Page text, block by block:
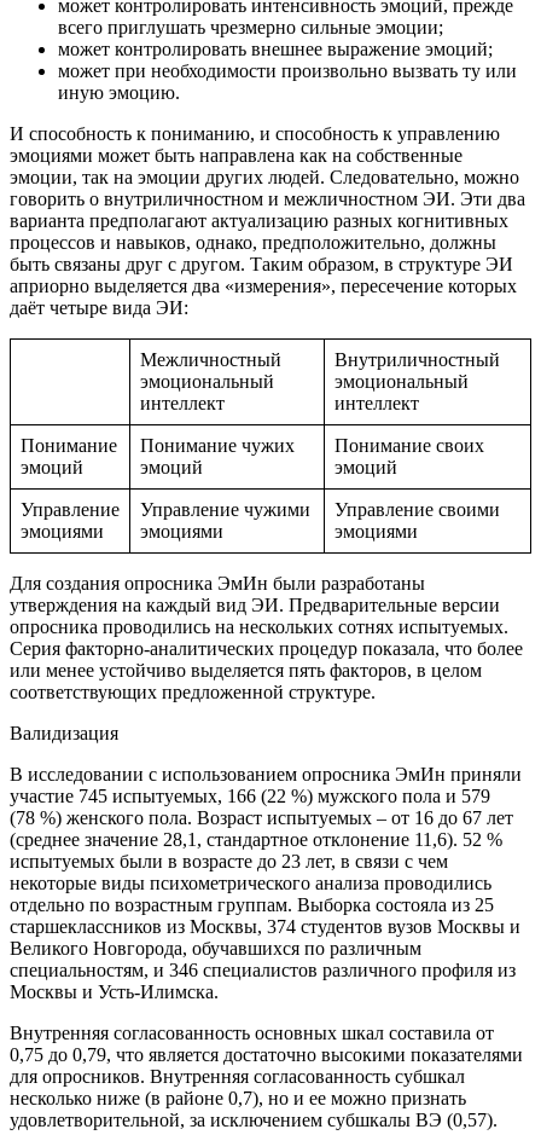
может контролировать интенсивность эмоций, прежде
всего приглушать чрезмерно сильные эмоции;
может контролировать внешнее выражение эмоций;
может при необходимости произвольно вызвать ту или
иную эмоцию.
И способность к пониманию, и способность к управлению
эмоциями может быть направлена как на собственные
эмоции, так на эмоции других людей. Следовательно, можно
говорить о внутриличностном и межличностном ЭИ. Эти два
варианта предполагают актуализацию разных когнитивных
процессов и навыков, однако, предположительно, должны
быть связаны друг с другом. Таким образом, в структуре ЭИ
априорно выделяется два «измерения», пересечение которых
даёт четыре вида ЭИ:
Межличностный
эмоциональный
интеллект
Внутриличностный
эмоциональный
интеллект
Понимание
эмоций
Понимание чужих
эмоций
Понимание своих
эмоций
Управление
эмоциями
Управление чужими
эмоциями
Управление своими
эмоциями
Для создания опросника ЭмИн были разработаны
утверждения на каждый вид ЭИ. Предварительные версии
опросника проводились на нескольких сотнях испытуемых.
Серия факторно-аналитических процедур показала, что более
или менее устойчиво выделяется пять факторов, в целом
соответствующих предложенной структуре.
Валидизация
В исследовании с использованием опросника ЭмИн приняли
участие 745 испытуемых, 166 (22 %) мужского пола и 579
(78 %) женского пола. Возраст испытуемых – от 16 до 67 лет
(среднее значение 28,1, стандартное отклонение 11,6). 52 %
испытуемых были в возрасте до 23 лет, в связи с чем
некоторые виды психометрического анализа проводились
отдельно по возрастным группам. Выборка состояла из 25
старшеклассников из Москвы, 374 студентов вузов Москвы и
Великого Новгорода, обучавшихся по различным
специальностям, и 346 специалистов различного профиля из
Москвы и Усть-Илимска.
Внутренняя согласованность основных шкал составила от
0,75 до 0,79, что является достаточно высокими показателями
для опросников. Внутренняя согласованность субшкал
несколько ниже (в районе 0,7), но и ее можно признать
удовлетворительной, за исключением субшкалы ВЭ (0,57).